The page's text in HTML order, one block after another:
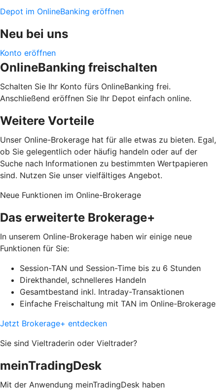
Depot im OnlineBanking eröffnen
Neu bei uns
Konto eröffnen
OnlineBanking freischalten
Schalten Sie Ihr Konto fürs OnlineBanking frei.
Anschließend eröffnen Sie Ihr Depot einfach online.
Weitere Vorteile
Unser Online-Brokerage hat für alle etwas zu bieten. Egal,
ob Sie gelegentlich oder häufig handeln oder auf der
Suche nach Informationen zu bestimmten Wertpapieren
sind. Nutzen Sie unser vielfältiges Angebot.
Neue Funktionen im Online-Brokerage
Das erweiterte Brokerage+
In unserem Online-Brokerage haben wir einige neue
Funktionen für Sie:
Session-TAN und Session-Time bis zu 6 Stunden
Direkthandel, schnelleres Handeln
Gesamtbestand inkl. Intraday-Transaktionen
Einfache Freischaltung mit TAN im Online-Brokerage
Jetzt Brokerage+ entdecken
Sie sind Vieltraderin oder Vieltrader?
meinTradingDesk
Mit der Anwendung meinTradingDesk haben